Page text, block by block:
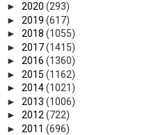
► 2020 (293)
► 2019 (617)
► 2018 (1055)
► 2017(1415)
► 2016 (1360)
► 2015 (1162)
► 2014(1021)
► 2013 (1006)
► 2012(722)
► 2011 (696)